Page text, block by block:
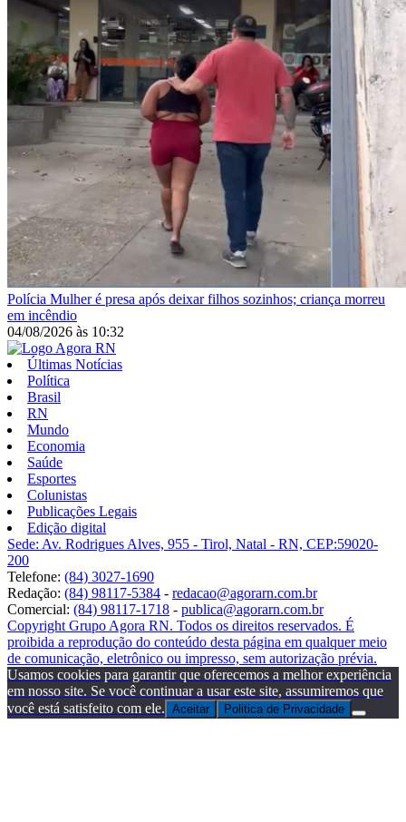
Polícia Mulher é presa após deixar filhos sozinhos; criança morreu
em incêndio
04/08/2026 às 10:32
Últimas Notícias
Política
Brasil
RN
Mundo
Economia
Saúde
Esportes
Colunistas
Publicações Legais
Edição digital
Sede: Av. Rodrigues Alves, 955 - Tirol, Natal - RN, CEP:59020-
200
Telefone: (84) 3027-1690
Redação: (84) 98117-5384 - redacao@agorarn.com.br
Comercial: (84) 98117-1718 - publica@agorarn.com.br
Copyright Grupo Agora RN. Todos os direitos reservados. É
proibida a reprodução do conteúdo desta página em qualquer meio
de comunicação, eletrônico ou impresso, sem autorização prévia.
Usamos cookies para garantir que oferecemos a melhor experiência
em nosso site. Se você continuar a usar este site, assumiremos que
você está satisfeito com ele. Aceitar Politica de Privacidade